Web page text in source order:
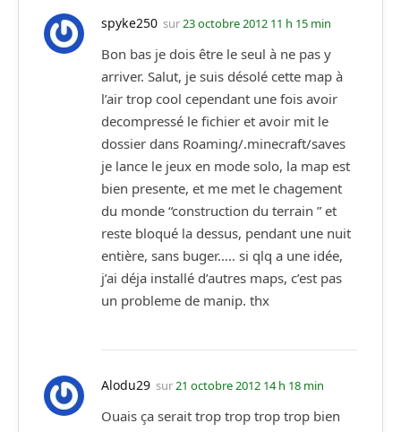
spyke250 sur23 octobre 2012 11 h 15 min
Bon bas je dois être le seul à ne pas y
arriver. Salut, je suis désolé cette map à
l’air trop cool cependant une fois avoir
decompressé le fichier et avoir mit le
dossier dans Roaming/.minecraft/saves
je lance le jeux en mode solo, la map est
bien presente, et me met le chagement
du monde “construction du terrain ” et
reste bloqué la dessus, pendant une nuit
entière, sans buger….. si qlq a une idée,
j’ai déja installé d’autres maps, c’est pas
un probleme de manip. thx
Alodu29 sur21 octobre 2012 14 h 18 min
Ouais ça serait trop trop trop trop bien